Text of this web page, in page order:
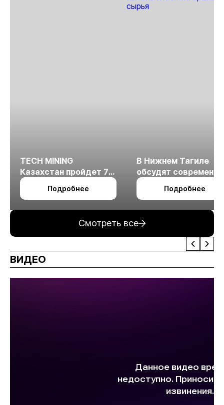
TECH MINING
Казахстан пройдет 7
октября в Алматы
Подробнее
В Нижнем Тагиле
обсудят
технологии
измельчения
Подробнее
Смотреть все
ВИДЕО